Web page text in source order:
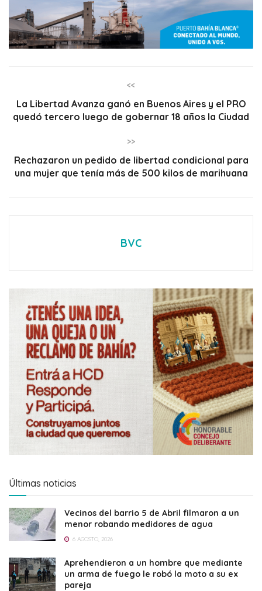
<<
La Libertad Avanza ganó en Buenos Aires y el PRO
quedó tercero luego de gobernar 18 años la Ciudad
>>
Rechazaron un pedido de libertad condicional para
una mujer que tenía más de 500 kilos de marihuana
BVC
Últimas noticias
Vecinos del barrio 5 de Abril filmaron a un
menor robando medidores de agua
6 AGOSTO, 2026
Aprehendieron a un hombre que mediante
un arma de fuego le robó la moto a su ex
pareja